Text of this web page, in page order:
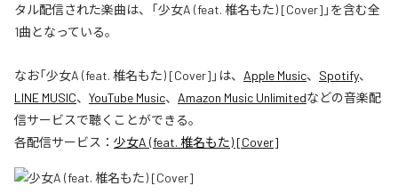
タル配信された楽曲は、「少女A (feat. 椎名もた) [Cover]」を含む全
1曲となっている。
なお「少女A (feat. 椎名もた) [Cover] 」は、 Apple Music、 Spotify、
LINE MUSIC、 YouTube Music、 Amazon Music Unlimitedなどの音楽配
信サービスで聴くことができる。
各配信サービス： 少女A (feat. 椎名もた) [Cover]